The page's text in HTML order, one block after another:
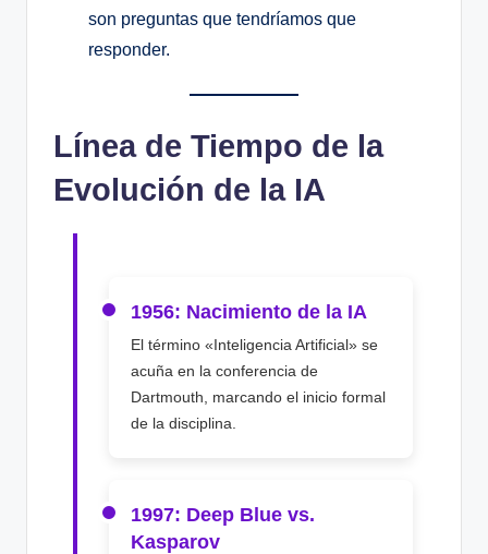
son preguntas que tendríamos que
responder.
Línea de Tiempo de la
Evolución de la IA
1956: Nacimiento de la IA
El término «Inteligencia Artificial» se
acuña en la conferencia de
Dartmouth, marcando el inicio formal
de la disciplina.
1997: Deep Blue vs.
Kasparov